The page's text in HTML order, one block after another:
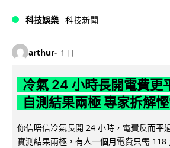
科技娛樂 科技新聞
arthur 1 日
冷氣 24 小時長開電費更
自測結果兩極 專家拆解
你信唔信冷氣長開 24 小時，電費反而平
實測結果兩極，有人一個月電費只需 118